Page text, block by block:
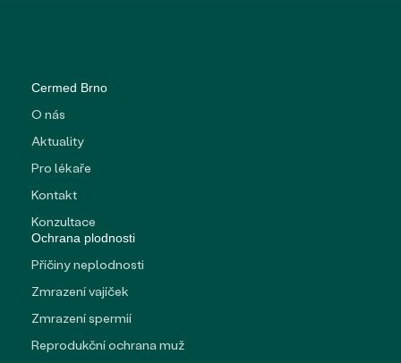
Cermed Brno
O nás
Aktuality
Pro lékaře
Kontakt
Konzultace
Ochrana plodnosti
Příčiny neplodnosti
Zmrazení vajíček
Zmrazení spermií
Reprodukční ochrana muž